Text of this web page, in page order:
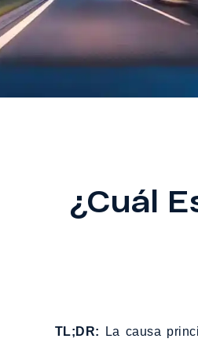
¿Cuál
TL;DR: La causa